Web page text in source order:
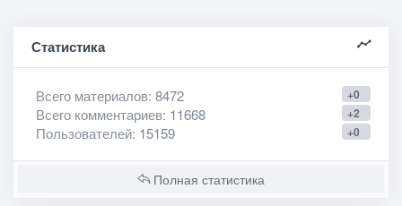
Статистика
+0
Всего материалов: 8472
+2
Всего комментариев: 11668
+0
Пользователей: 15159
Полная статистика